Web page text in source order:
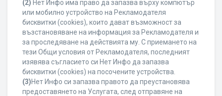
(2) Нет Инфо има право да запазва върху компютър
или мобилно устройство на Рекламодателя
бисквитки (cookies), които дават възможност за
възстановяване на информация за Рекламодателя и
за проследяване на действията му. С приемането на
тези Общи условия от Рекламодателя, последният
изявява съгласието си Нет Инфо да запазва
бисквитки (cookies) на посочените устройства.
(3)Нет Инфо си запазва правото да преустановява
предоставянето на Услугата, след отправяне на